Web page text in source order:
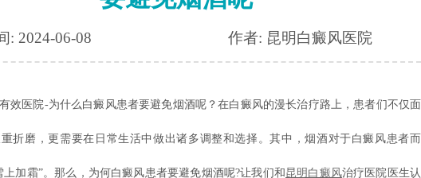
: 2024-06-08 作者: 昆明白癜风医院
效医院-为什么白癜风患者要避免烟酒呢？在白癜风的漫长治疗路上，患者们不仅面
折磨，更需要在日常生活中做出诸多调整和选择。其中，烟酒对于白癜风患者而
上加霜”。那么，为何白癜风患者要避免烟酒呢?让我们和 昆明白癜风治疗医院医生认